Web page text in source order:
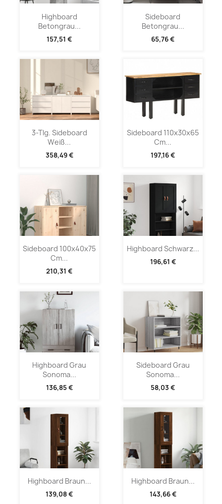
Highboard
Betongrau...
157,51 €
Sideboard
Betongrau...
65,76 €
3-Tlg. Sideboard
Weiß...
358,49 €
Sideboard 110x30x65
Cm...
197,16 €
Sideboard 100x40x75
Cm...
210,31 €
Highboard Schwarz...
196,61 €
Highboard Grau
Sonoma...
136,85 €
Sideboard Grau
Sonoma...
58,03 €
Highboard Braun...
139,08 €
Highboard Braun...
143,66 €